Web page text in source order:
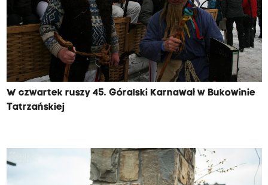
W czwartek ruszy 45. Góralski Karnawał w Bukowinie
Tatrzańskiej